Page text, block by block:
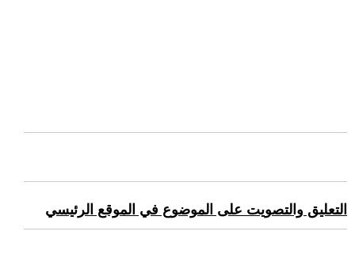
التعليق والتصويت على الموضوع في الموقع الرئيسي